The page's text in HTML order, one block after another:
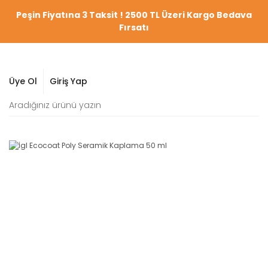
Peşin Fiyatına 3 Taksit ! 2500 TL Üzeri Kargo Bedava
Fırsatı
Üye Ol Giriş Yap